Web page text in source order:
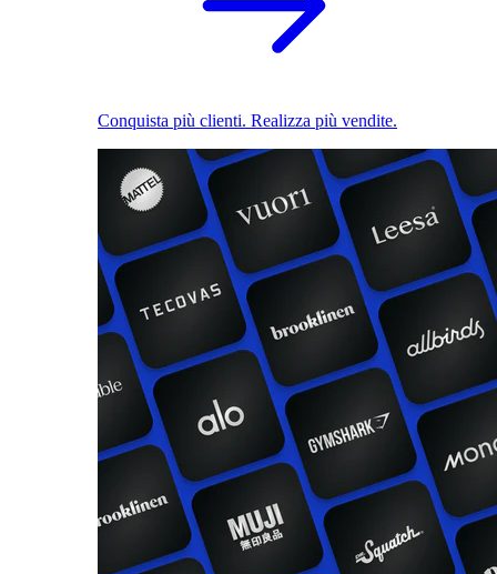
Conquista più clienti. Realizza più vendite.